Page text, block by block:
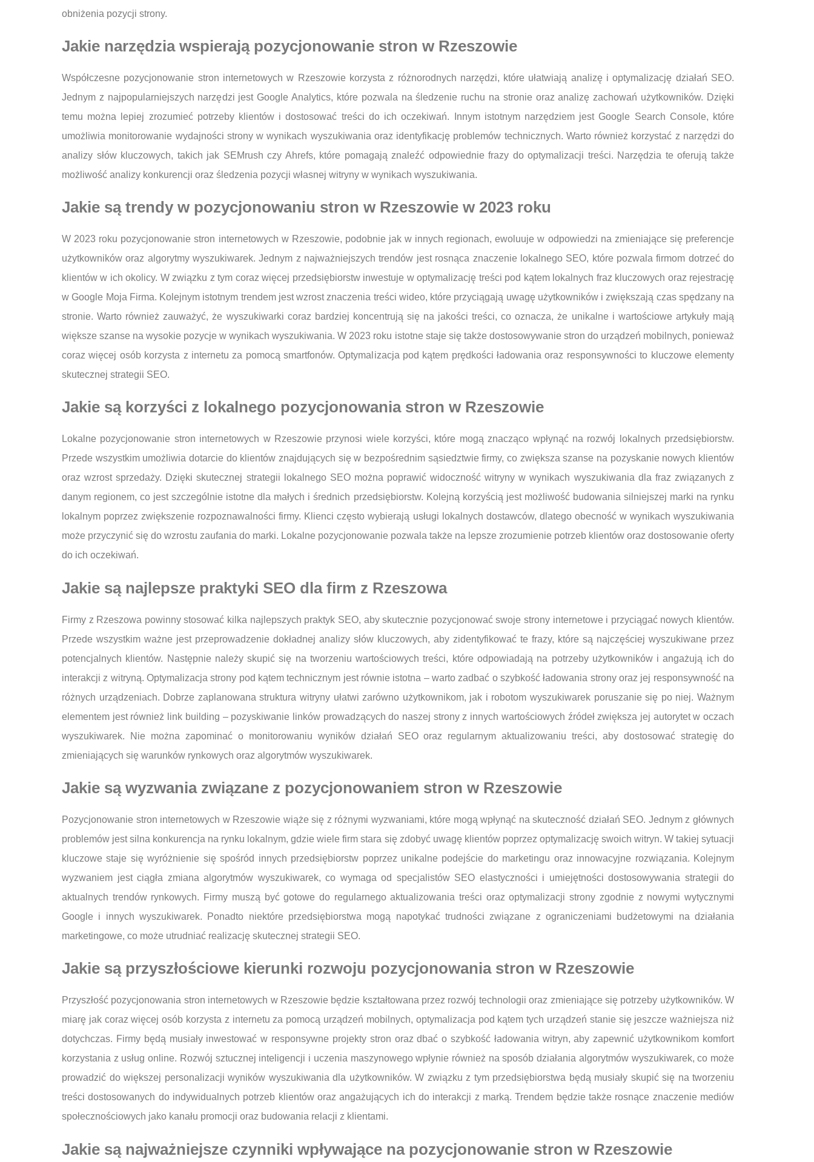
obniżenia pozycji strony.
Jakie narzędzia wspierają pozycjonowanie stron w Rzeszowie
Współczesne pozycjonowanie stron internetowych w Rzeszowie korzysta z różnorodnych narzędzi, które ułatwiają analizę i optymalizację działań SEO.
Jednym z najpopularniejszych narzędzi jest Google Analytics, które pozwala na śledzenie ruchu na stronie oraz analizę zachowań użytkowników. Dzięki
temu można lepiej zrozumieć potrzeby klientów i dostosować treści do ich oczekiwań. Innym istotnym narzędziem jest Google Search Console, które
umożliwia monitorowanie wydajności strony w wynikach wyszukiwania oraz identyfikację problemów technicznych. Warto również korzystać z narzędzi do
analizy słów kluczowych, takich jak SEMrush czy Ahrefs, które pomagają znaleźć odpowiednie frazy do optymalizacji treści. Narzędzia te oferują także
możliwość analizy konkurencji oraz śledzenia pozycji własnej witryny w wynikach wyszukiwania.
Jakie są trendy w pozycjonowaniu stron w Rzeszowie w 2023 roku
W 2023 roku pozycjonowanie stron internetowych w Rzeszowie, podobnie jak w innych regionach, ewoluuje w odpowiedzi na zmieniające się preferencje
użytkowników oraz algorytmy wyszukiwarek. Jednym z najważniejszych trendów jest rosnąca znaczenie lokalnego SEO, które pozwala firmom dotrzeć do
klientów w ich okolicy. W związku z tym coraz więcej przedsiębiorstw inwestuje w optymalizację treści pod kątem lokalnych fraz kluczowych oraz rejestrację
w Google Moja Firma. Kolejnym istotnym trendem jest wzrost znaczenia treści wideo, które przyciągają uwagę użytkowników i zwiększają czas spędzany na
stronie. Warto również zauważyć, że wyszukiwarki coraz bardziej koncentrują się na jakości treści, co oznacza, że unikalne i wartościowe artykuły mają
większe szanse na wysokie pozycje w wynikach wyszukiwania. W 2023 roku istotne staje się także dostosowywanie stron do urządzeń mobilnych, ponieważ
coraz więcej osób korzysta z internetu za pomocą smartfonów. Optymalizacja pod kątem prędkości ładowania oraz responsywności to kluczowe elementy
skutecznej strategii SEO.
Jakie są korzyści z lokalnego pozycjonowania stron w Rzeszowie
Lokalne pozycjonowanie stron internetowych w Rzeszowie przynosi wiele korzyści, które mogą znacząco wpłynąć na rozwój lokalnych przedsiębiorstw.
Przede wszystkim umożliwia dotarcie do klientów znajdujących się w bezpośrednim sąsiedztwie firmy, co zwiększa szanse na pozyskanie nowych klientów
oraz wzrost sprzedaży. Dzięki skutecznej strategii lokalnego SEO można poprawić widoczność witryny w wynikach wyszukiwania dla fraz związanych z
danym regionem, co jest szczególnie istotne dla małych i średnich przedsiębiorstw. Kolejną korzyścią jest możliwość budowania silniejszej marki na rynku
lokalnym poprzez zwiększenie rozpoznawalności firmy. Klienci często wybierają usługi lokalnych dostawców, dlatego obecność w wynikach wyszukiwania
może przyczynić się do wzrostu zaufania do marki. Lokalne pozycjonowanie pozwala także na lepsze zrozumienie potrzeb klientów oraz dostosowanie oferty
do ich oczekiwań.
Jakie są najlepsze praktyki SEO dla firm z Rzeszowa
Firmy z Rzeszowa powinny stosować kilka najlepszych praktyk SEO, aby skutecznie pozycjonować swoje strony internetowe i przyciągać nowych klientów.
Przede wszystkim ważne jest przeprowadzenie dokładnej analizy słów kluczowych, aby zidentyfikować te frazy, które są najczęściej wyszukiwane przez
potencjalnych klientów. Następnie należy skupić się na tworzeniu wartościowych treści, które odpowiadają na potrzeby użytkowników i angażują ich do
interakcji z witryną. Optymalizacja strony pod kątem technicznym jest równie istotna – warto zadbać o szybkość ładowania strony oraz jej responsywność na
różnych urządzeniach. Dobrze zaplanowana struktura witryny ułatwi zarówno użytkownikom, jak i robotom wyszukiwarek poruszanie się po niej. Ważnym
elementem jest również link building – pozyskiwanie linków prowadzących do naszej strony z innych wartościowych źródeł zwiększa jej autorytet w oczach
wyszukiwarek. Nie można zapominać o monitorowaniu wyników działań SEO oraz regularnym aktualizowaniu treści, aby dostosować strategię do
zmieniających się warunków rynkowych oraz algorytmów wyszukiwarek.
Jakie są wyzwania związane z pozycjonowaniem stron w Rzeszowie
Pozycjonowanie stron internetowych w Rzeszowie wiąże się z różnymi wyzwaniami, które mogą wpłynąć na skuteczność działań SEO. Jednym z głównych
problemów jest silna konkurencja na rynku lokalnym, gdzie wiele firm stara się zdobyć uwagę klientów poprzez optymalizację swoich witryn. W takiej sytuacji
kluczowe staje się wyróżnienie się spośród innych przedsiębiorstw poprzez unikalne podejście do marketingu oraz innowacyjne rozwiązania. Kolejnym
wyzwaniem jest ciągła zmiana algorytmów wyszukiwarek, co wymaga od specjalistów SEO elastyczności i umiejętności dostosowywania strategii do
aktualnych trendów rynkowych. Firmy muszą być gotowe do regularnego aktualizowania treści oraz optymalizacji strony zgodnie z nowymi wytycznymi
Google i innych wyszukiwarek. Ponadto niektóre przedsiębiorstwa mogą napotykać trudności związane z ograniczeniami budżetowymi na działania
marketingowe, co może utrudniać realizację skutecznej strategii SEO.
Jakie są przyszłościowe kierunki rozwoju pozycjonowania stron w Rzeszowie
Przyszłość pozycjonowania stron internetowych w Rzeszowie będzie kształtowana przez rozwój technologii oraz zmieniające się potrzeby użytkowników. W
miarę jak coraz więcej osób korzysta z internetu za pomocą urządzeń mobilnych, optymalizacja pod kątem tych urządzeń stanie się jeszcze ważniejsza niż
dotychczas. Firmy będą musiały inwestować w responsywne projekty stron oraz dbać o szybkość ładowania witryn, aby zapewnić użytkownikom komfort
korzystania z usług online. Rozwój sztucznej inteligencji i uczenia maszynowego wpłynie również na sposób działania algorytmów wyszukiwarek, co może
prowadzić do większej personalizacji wyników wyszukiwania dla użytkowników. W związku z tym przedsiębiorstwa będą musiały skupić się na tworzeniu
treści dostosowanych do indywidualnych potrzeb klientów oraz angażujących ich do interakcji z marką. Trendem będzie także rosnące znaczenie mediów
społecznościowych jako kanału promocji oraz budowania relacji z klientami.
Jakie są najważniejsze czynniki wpływające na pozycjonowanie stron w Rzeszowie